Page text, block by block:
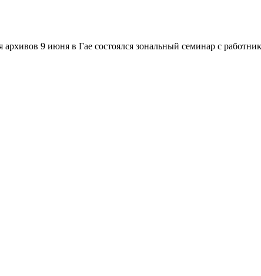
9 июня в Гае состоялся зональный семинар с